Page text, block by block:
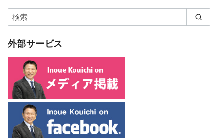
外部サービス